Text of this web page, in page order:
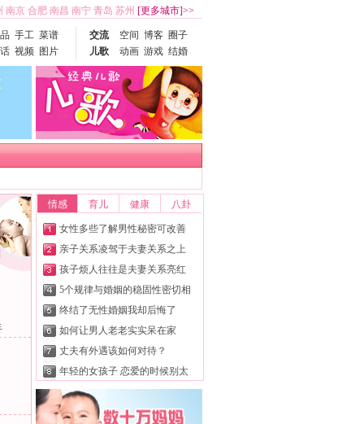
南京 合肥 南昌 南宁 青岛 苏州 [更多城市]>>
手工 菜谱
视频 图片
交流 空间 博客 圈子
儿歌
动画 游戏 结婚
情感 育儿 健康 八卦
女性多些了解男性秘密可改善
亲子关系凌驾于夫妻关系之上
孩子烦人往往是夫妻关系亮红
5个规律与婚姻的稳固性密切相
终结了无性婚姻我却后悔了
如何让男人老老实实呆在家
丈夫有外遇该如何对待？
年轻的女孩子 恋爱的时候别太